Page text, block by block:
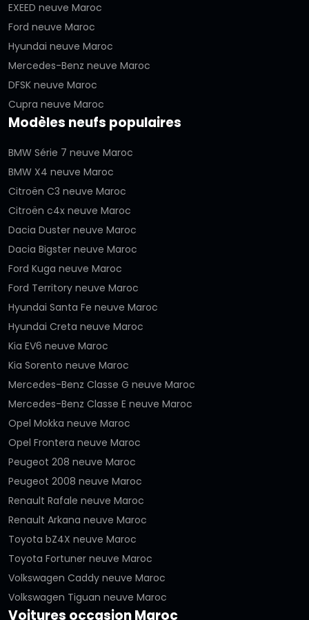
EXEED neuve Maroc
Ford neuve Maroc
Hyundai neuve Maroc
Mercedes-Benz neuve Maroc
DFSK neuve Maroc
Cupra neuve Maroc
Modèles neufs populaires
BMW Série 7 neuve Maroc
BMW X4 neuve Maroc
Citroën C3 neuve Maroc
Citroën c4x neuve Maroc
Dacia Duster neuve Maroc
Dacia Bigster neuve Maroc
Ford Kuga neuve Maroc
Ford Territory neuve Maroc
Hyundai Santa Fe neuve Maroc
Hyundai Creta neuve Maroc
Kia EV6 neuve Maroc
Kia Sorento neuve Maroc
Mercedes-Benz Classe G neuve Maroc
Mercedes-Benz Classe E neuve Maroc
Opel Mokka neuve Maroc
Opel Frontera neuve Maroc
Peugeot 208 neuve Maroc
Peugeot 2008 neuve Maroc
Renault Rafale neuve Maroc
Renault Arkana neuve Maroc
Toyota bZ4X neuve Maroc
Toyota Fortuner neuve Maroc
Volkswagen Caddy neuve Maroc
Volkswagen Tiguan neuve Maroc
Voitures occasion Maroc